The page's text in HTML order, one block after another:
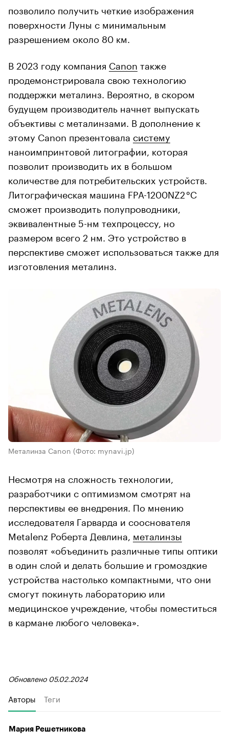
позволило получить четкие изображения
поверхности Луны с минимальным
разрешением около 80 км.
В 2023 году компания Canon также
продемонстрировала свою технологию
поддержки металинз. Вероятно, в скором
будущем производитель начнет выпускать
объективы с металинзами. В дополнение к
этому Canon презентовала систему
наноимпринтовой литографии, которая
позволит производить их в большом
количестве для потребительских устройств.
Литографическая машина FPA-1200NZ2 °C
сможет производить полупроводники,
эквивалентные 5-нм техпроцессу, но
размером всего 2 нм. Это устройство в
перспективе сможет использоваться также для
изготовления металинз.
Металинза Canon (Фото: mynavi.jp)
Несмотря на сложность технологии,
разработчики с оптимизмом смотрят на
перспективы ее внедрения. По мнению
исследователя Гарварда и сооснователя
Metalenz Роберта Девлина, металинзы
позволят «объединить различные типы оптики
в один слой и делать большие и громоздкие
устройства настолько компактными, что они
смогут покинуть лабораторию или
медицинское учреждение, чтобы поместиться
в кармане любого человека».
Обновлено 05.02.2024
Авторы Теги
Мария Решетникова